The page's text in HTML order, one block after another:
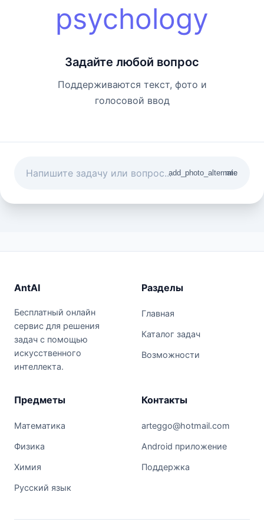
psychology
Задайте любой вопрос
Поддерживаются текст, фото и
голосовой ввод
add_photo_alternate
mic
AntAI
Бесплатный онлайн
сервис для решения
задач с помощью
искусственного
интеллекта.
Разделы
Главная
Каталог задач
Возможности
Предметы
Математика
Физика
Химия
Русский язык
Контакты
arteggo@hotmail.com
Android приложение
Поддержка